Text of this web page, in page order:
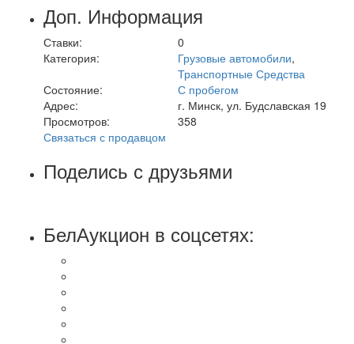
Доп. Информация
Ставки:
0
Категория:
Грузовые автомобили,
Транспортные Средства
Состояние:
С пробегом
Адрес:
г. Минск, ул. Будславская 19
Просмотров:
358
Связаться с продавцом
Поделись с друзьями
БелАукцион в соцсетях: